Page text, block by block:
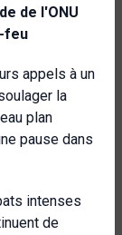
de l'ONU
feu
appels à un
la
plan
pause dans
intenses
de